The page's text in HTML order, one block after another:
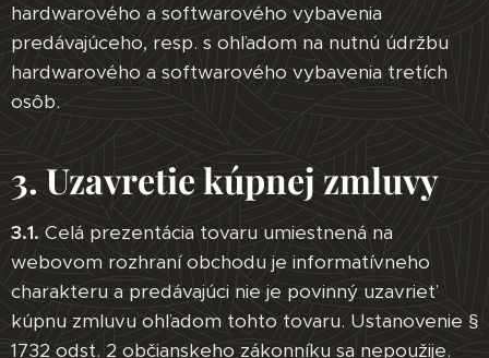
hardwarového a softwarového vybavenia
predávajúceho, resp. s ohľadom na nutnú údržbu
hardwarového a softwarového vybavenia tretích
osôb.
3. Uzavretie kúpnej zmluvy
3.1.Celá prezentácia tovaru umiestnená na
webovom rozhraní obchodu je informatívneho
charakteru a predávajúci nie je povinný uzavrieť
kúpnu zmluvu ohľadom tohto tovaru. Ustanovenie §
1732 odst. 2 občianskeho zákonníku sa nepoužije.